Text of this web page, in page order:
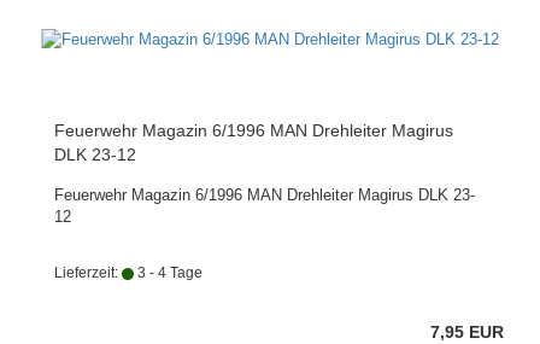
Feuerwehr Magazin 6/1996 MAN Drehleiter Magirus
DLK 23-12
Feuerwehr Magazin 6/1996 MAN Drehleiter Magirus DLK 23-
12
Lieferzeit: 3 - 4 Tage
7,95 EUR